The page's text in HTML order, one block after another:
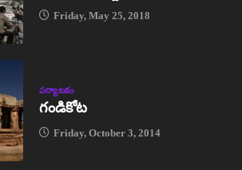
Friday, May 25, 2018
పర్యాటకం
గండికోట
Friday, October 3, 2014